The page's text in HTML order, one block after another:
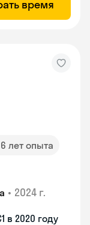
время
6 лет опыта
• 2024 г.
в 2020 году